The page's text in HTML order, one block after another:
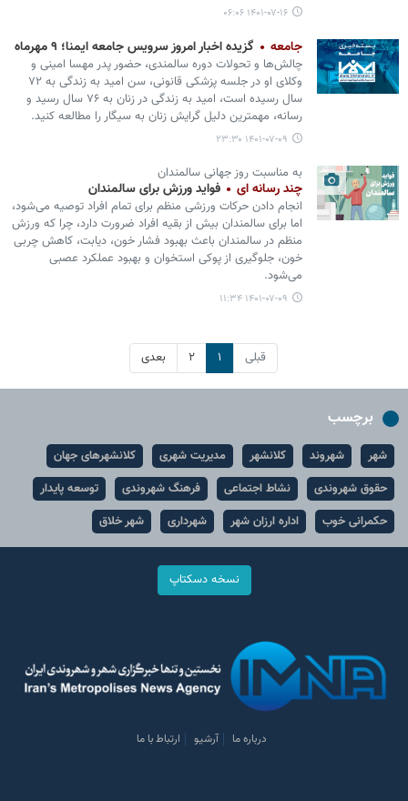
۱۴۰۱-۰۷-۱۶ ۰۶:۰۶
جامعه گزیده اخبار امروز سرویس جامعه ایمنا؛ ۹ مهرماه
چالش‌ها و تحولات دوره سالمندی، حضور پدر مهسا امینی و
وکلای او در جلسه پزشکی قانونی، سن امید به زندگی به ۷۲
سال رسیده است، امید به زندگی در زنان به ۷۶ سال رسید و
رسانه، مهمترین دلیل گرایش زنان به سیگار را مطالعه کنید.
۱۴۰۱-۰۷-۰۹ ۲۳:۳۰
به مناسبت روز جهانی سالمندان
چند رسانه ای فواید ورزش برای سالمندان
انجام دادن حرکات ورزشی منظم برای تمام افراد توصیه می‌شود،
اما برای سالمندان بیش از بقیه افراد ضرورت دارد، چرا که ورزش
منظم در سالمندان باعث بهبود فشار خون، دیابت، کاهش چربی
خون، جلوگیری از پوکی استخوان و بهبود عملکرد عصبی
می‌شود.
۱۴۰۱-۰۷-۰۹ ۱۱:۳۴
قبلی ۱ ۲ بعدی
برچسب
شهر شهروند کلانشهر مدیریت شهری
کلانشهرهای جهان
حقوق شهروندی
نشاط اجتماعی فرهنگ شهروندی
توسعه پایدار
حکمرانی خوب
اداره ارزان شهر شهرداری شهر خلاق
نسخه دسکتاپ
درباره ما آرشیو ارتباط با ما